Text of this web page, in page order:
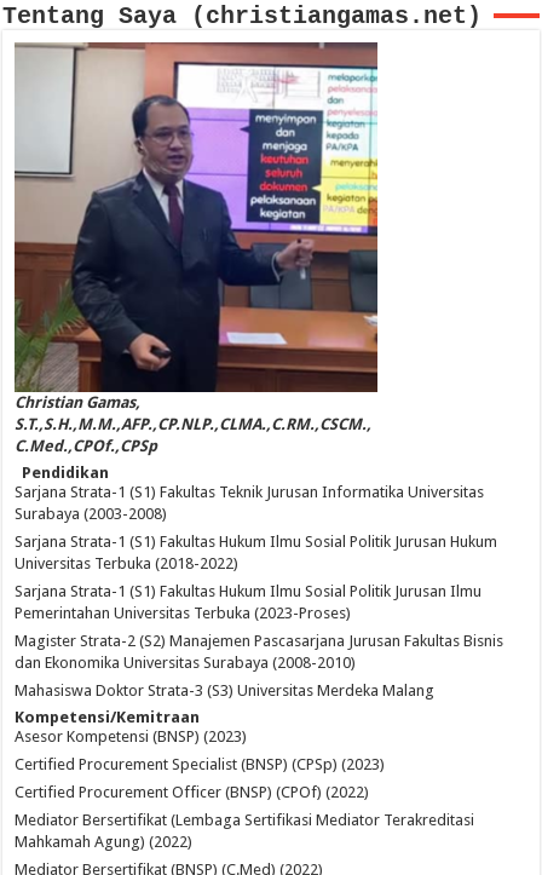
Tentang Saya (christiangamas.net)
Christian Gamas,
S.T.,S.H.,M.M.,AFP.,CP.NLP.,CLMA.,C.RM.,CSCM.,
C.Med.,CPOf.,CPSp
Pendidikan
Sarjana Strata-1 (S1) Fakultas Teknik Jurusan Informatika Universitas
Surabaya (2003-2008)
Sarjana Strata-1 (S1) Fakultas Hukum Ilmu Sosial Politik Jurusan Hukum
Universitas Terbuka (2018-2022)
Sarjana Strata-1 (S1) Fakultas Hukum Ilmu Sosial Politik Jurusan Ilmu
Pemerintahan Universitas Terbuka (2023-Proses)
Magister Strata-2 (S2) Manajemen Pascasarjana Jurusan Fakultas Bisnis
dan Ekonomika Universitas Surabaya (2008-2010)
Mahasiswa Doktor Strata-3 (S3) Universitas Merdeka Malang
Kompetensi/Kemitraan
Asesor Kompetensi (BNSP) (2023)
Certified Procurement Specialist (BNSP) (CPSp) (2023)
Certified Procurement Officer (BNSP) (CPOf) (2022)
Mediator Bersertifikat (Lembaga Sertifikasi Mediator Terakreditasi
Mahkamah Agung) (2022)
Mediator Bersertifikat (BNSP) (C.Med) (2022)